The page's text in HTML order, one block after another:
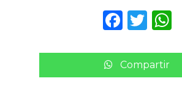
F
c
e
T
it
te
W
Compartir